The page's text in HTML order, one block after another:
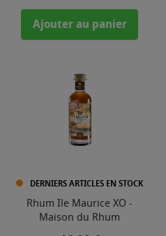
Ajouter au panier
DERNIERS ARTICLES EN STOCK
Rhum Ile Maurice XO -
Maison du Rhum